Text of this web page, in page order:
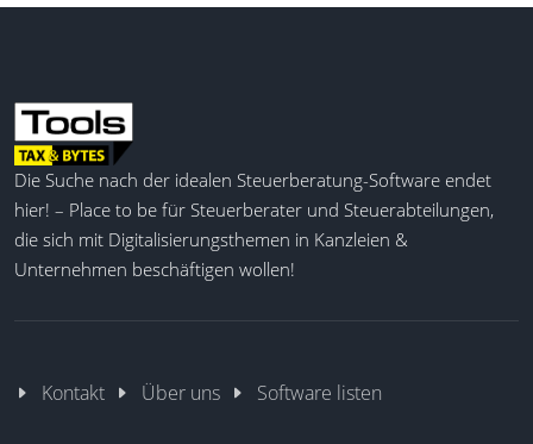
Die Suche nach der idealen Steuerberatung-Software endet
hier! – Place to be für Steuerberater und Steuerabteilungen,
die sich mit Digitalisierungsthemen in Kanzleien &
Unternehmen beschäftigen wollen!
Kontakt Über uns Software listen